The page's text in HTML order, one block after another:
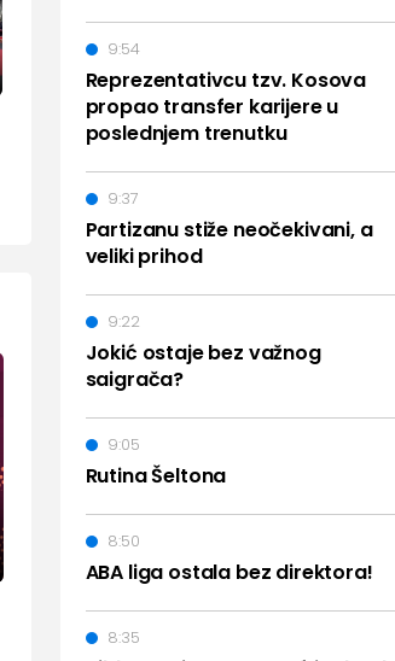
Reprezentativcu tzv. Kosova
propao transfer karijere u
poslednjem trenutku
9:54
Partizanu stiže neočekivani, a
veliki prihod
9:37
Jokić ostaje bez važnog
saigrača?
9:22
Rutina Šeltona
9:05
ABA liga ostala bez direktora!
8:50
8:35